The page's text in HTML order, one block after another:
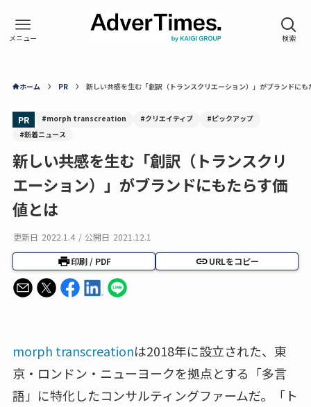
ホーム PR 新しい共感を生む「創訳（トランスクリエーション）」がブランドにも
PR #morph transcreation #クリエイティブ
#ピックアップ
#新着ニュース
新しい共感を生む「創訳（トランスクリ
エーション）」がブランドにもたらす価
値とは
更新日 2022.1.4 / 公開日 2021.12.1
印刷 / PDF URLをコピー
morph transcreationは2018年に設立された、東
京・ロンドン・ニューヨークを拠点とする「多言
語」に特化したコンサルティングファームだ。「ト